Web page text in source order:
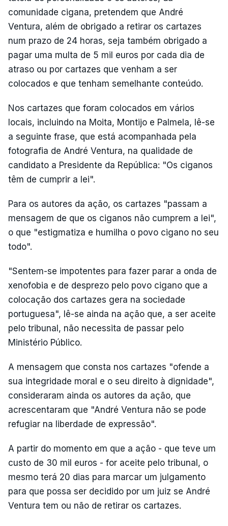
comunidade cigana, pretendem que André
Ventura, além de obrigado a retirar os cartazes
num prazo de 24 horas, seja também obrigado a
pagar uma multa de 5 mil euros por cada dia de
atraso ou por cartazes que venham a ser
colocados e que tenham semelhante conteúdo.
Nos cartazes que foram colocados em vários
locais, incluindo na Moita, Montijo e Palmela, lê-se
a seguinte frase, que está acompanhada pela
fotografia de André Ventura, na qualidade de
candidato a Presidente da República: "Os ciganos
têm de cumprir a lei".
Para os autores da ação, os cartazes "passam a
mensagem de que os ciganos não cumprem a lei",
o que "estigmatiza e humilha o povo cigano no seu
todo".
"Sentem-se impotentes para fazer parar a onda de
xenofobia e de desprezo pelo povo cigano que a
colocação dos cartazes gera na sociedade
portuguesa", lê-se ainda na ação que, a ser aceite
pelo tribunal, não necessita de passar pelo
Ministério Público.
A mensagem que consta nos cartazes "ofende a
sua integridade moral e o seu direito à dignidade",
consideraram ainda os autores da ação, que
acrescentaram que "André Ventura não se pode
refugiar na liberdade de expressão".
A partir do momento em que a ação - que teve um
custo de 30 mil euros - for aceite pelo tribunal, o
mesmo terá 20 dias para marcar um julgamento
para que possa ser decidido por um juiz se André
Ventura tem ou não de retirar os cartazes.